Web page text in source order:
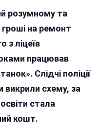
розумному та
на ремонт
з ліцеїв
працював
Слідчі поліції
викрили схему, за
стала
кошт.